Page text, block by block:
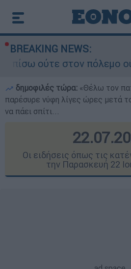
BREAKING NEWS:
πόλεμο ούτε στις
δημοφιλές τώρα: «Θέλω τον
παρέσυρε νύφη λίγες ώρες μετά
να πάει σπίτι...
Οι ειδήσεις όπως τις
την Παρασκευή 22